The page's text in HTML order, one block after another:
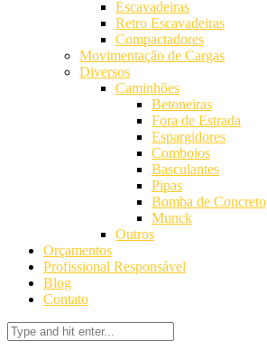
Escavadeiras
Retro Escavadeiras
Compactadores
Movimentação de Cargas
Diversos
Caminhões
Betoneiras
Fora de Estrada
Espargidores
Comboios
Basculantes
Pipas
Bomba de Concreto
Munck
Outros
Orçamentos
Profissional Responsável
Blog
Contato